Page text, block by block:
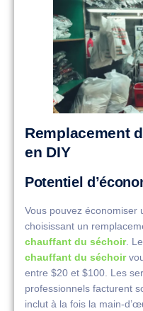
Remplacement
en DIY
Potentiel
Vous pouvez économiser
choisissant un
chauffant du séchoir.
chauffant du séchoir
entre $20 et $100. Les
professionnels facturent
inclut à la fois la main-